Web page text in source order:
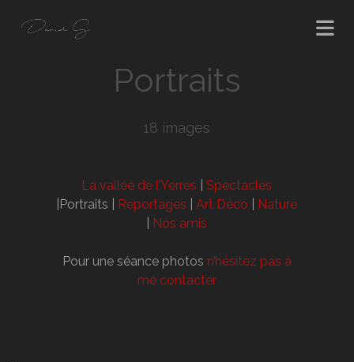
Portraits
18 images
La vallée de l’Yerres |Spectacles
|Portraits |
Reportages |Art Déco
Nature
Nos amis
Pour une séance photos n’hésitez pas à
me contacter